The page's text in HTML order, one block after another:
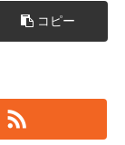
コピー